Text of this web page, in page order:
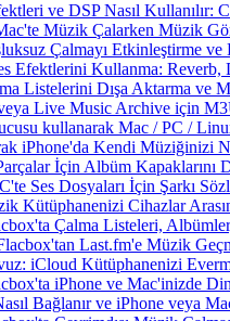
ve DSP Nasıl Kullanılır:
Müzik Çalarken Müzik
Çalmayı Etkinleştirme ve
Efektlerini Kullanma:
Listelerini Dışa Aktarma ve
Live Music Archive için
kullanarak Mac / PC /
iPhone'da Kendi Müziğinizi
İçin Albüm Kapaklarını
Ses Dosyaları İçin Şarkı
Kütüphanenizi Cihazlar
Çalma Listeleri,
Last.fm'e Müzik
iCloud Kütüphanenizi
iPhone ve Mac'inizde
Bağlanır ve iPhone veya